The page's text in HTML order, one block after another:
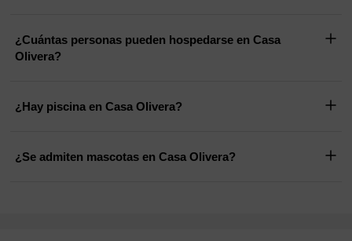
¿Cuántas personas pueden hospedarse en Casa
Olivera?
¿Hay piscina en Casa Olivera?
¿Se admiten mascotas en Casa Olivera?